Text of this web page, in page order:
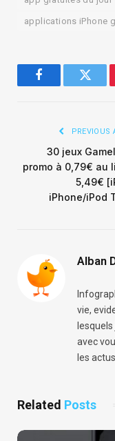
applications iPhone
Facebook
PREVIOUS
30 jeux
promo à 0,79€ au
5,49€
iPhone/iPod
Alban
vie,
lesquels
avec
les
Related Posts